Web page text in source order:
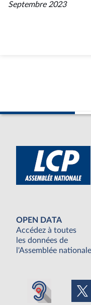
Septembre 2023
OPEN DATA
Accédez à toutes
les données de
l'Assemblée nationale